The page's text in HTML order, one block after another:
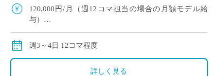
※広大なキャンパスでしっかり授 […]
120,000円/月（週12コマ担当の場合の月額モデル給
与）
※ご勤務スタート時期によって、初月の給与は日割計
週3～4日 12コマ程度
詳しく見る